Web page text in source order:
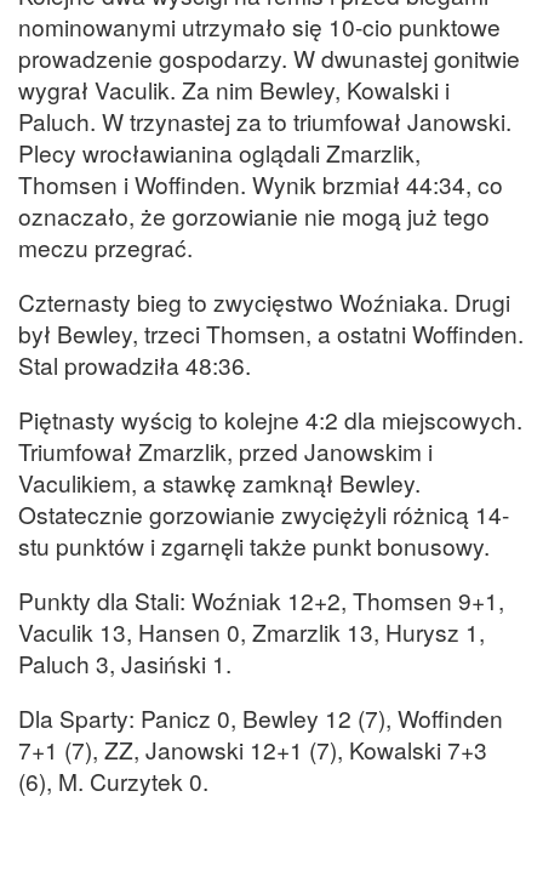
nominowanymi utrzymało się 10-cio punktowe
prowadzenie gospodarzy. W dwunastej gonitwie
wygrał Vaculik. Za nim Bewley, Kowalski i
Paluch. W trzynastej za to triumfował Janowski.
Plecy wrocławianina oglądali Zmarzlik,
Thomsen i Woffinden. Wynik brzmiał 44:34, co
oznaczało, że gorzowianie nie mogą już tego
meczu przegrać.
Czternasty bieg to zwycięstwo Woźniaka. Drugi
był Bewley, trzeci Thomsen, a ostatni Woffinden.
Stal prowadziła 48:36.
Piętnasty wyścig to kolejne 4:2 dla miejscowych.
Triumfował Zmarzlik, przed Janowskim i
Vaculikiem, a stawkę zamknął Bewley.
Ostatecznie gorzowianie zwyciężyli różnicą 14-
stu punktów i zgarnęli także punkt bonusowy.
Punkty dla Stali: Woźniak 12+2, Thomsen 9+1,
Vaculik 13, Hansen 0, Zmarzlik 13, Hurysz 1,
Paluch 3, Jasiński 1.
Dla Sparty: Panicz 0, Bewley 12 (7), Woffinden
7+1 (7), ZZ, Janowski 12+1 (7), Kowalski 7+3
(6), M. Curzytek 0.